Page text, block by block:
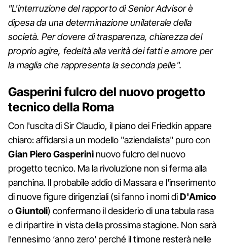
"L'interruzione del rapporto di Senior Advisor è
dipesa da una determinazione unilaterale della
società. Per dovere di trasparenza, chiarezza del
proprio agire, fedeltà alla verità dei fatti e amore per
la maglia che rappresenta la seconda pelle".
Gasperini fulcro del nuovo progetto
tecnico della Roma
Con l'uscita di Sir Claudio, il piano dei Friedkin appare
chiaro: affidarsi a un modello "aziendalista" puro con
Gian Piero Gasperini nuovo fulcro del nuovo
progetto tecnico. Ma la rivoluzione non si ferma alla
panchina. Il probabile addio di Massara e l'inserimento
di nuove figure dirigenziali (si fanno i nomi diD'Amico
oGiuntoli) confermano il desiderio di una tabula rasa
e di ripartire in vista della prossima stagione. Non sarà
l'ennesimo ‘anno zero' perché il timone resterà nelle